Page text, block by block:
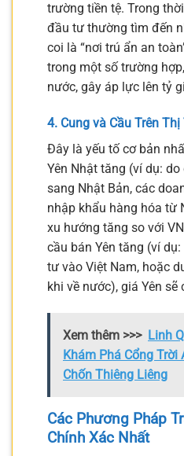
trường tiền tệ. Trong
đầu tư thường tìm đến
coi là “nơi trú ẩn an
trong một số trường
nước, gây áp lực lên tỷ
4. Cung và Cầu Trên
Đây là yếu tố cơ bản
Yên Nhật tăng (ví dụ:
sang Nhật Bản, các
nhập khẩu hàng hóa từ
xu hướng tăng so với
cầu bán Yên tăng (ví
tư vào Việt Nam, hoặc
khi về nước), giá Yên
Xem thêm >>> Linh
Khám Phá Cổng Trời
Chốn Thiêng Liêng
Các Phương Pháp
Chính Xác Nhất